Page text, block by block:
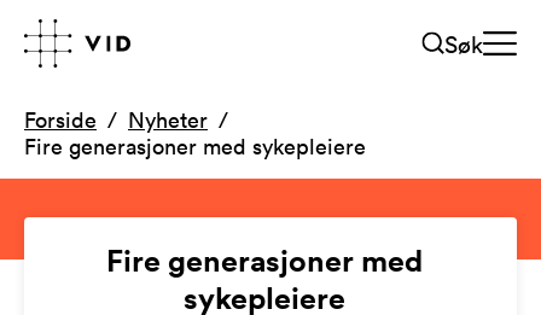
Søk
Forside
Nyheter
Fire generasjoner med sykepleiere
Fire generasjoner med
sykepleiere